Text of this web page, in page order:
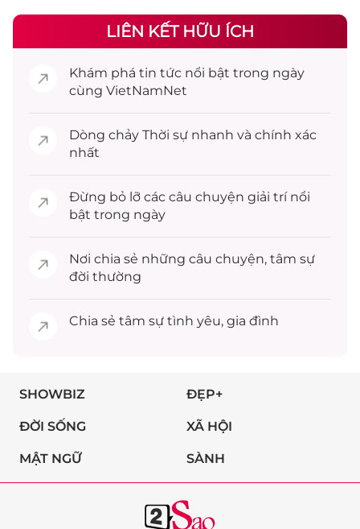
LIÊN KẾT HỮU ÍCH
Khám phá tin tức nổi bật trong ngày
cùng VietNamNet
Dòng chảy Thời sự nhanh và chính xác
nhất
Đừng bỏ lỡ các câu chuyện giải trínổi
bật trong ngày
Nơi chia sẻ những câu chuyện, tâm sự
đời thường
Chia sẻ tâm sự tình yêu, gia đình
SHOWBIZ ĐẸP+
ĐỜI SỐNG XÃ HỘI
MẬT NGỮ SÀNH